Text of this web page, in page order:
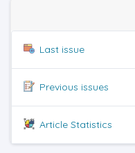
Last issue
Previous issues
Article Statistics